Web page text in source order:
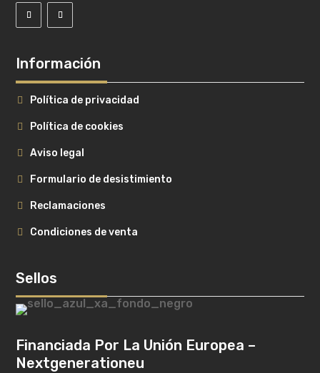
Información
Política de privacidad
Política de cookies
Aviso legal
Formulario de desistimiento
Reclamaciones
Condiciones de venta
Sellos
Financiada Por La Unión Europea –
Nextgenerationeu